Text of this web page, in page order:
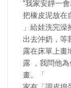
"我家安靜一
把橡皮泥放在
」給娃洗完
出去沖奶，等
露在床單上畫
露 ，我問他
畫。「